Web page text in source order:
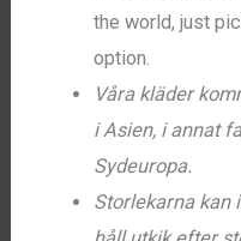
the world, just
option.
Våra kläder
i Asien, i annat
Sydeuropa.
Storlekarna kan